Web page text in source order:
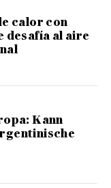
calor con
al aire
Kann